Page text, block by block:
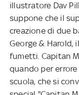
illustratore Dav
suppone che il
creazione di due
George & Harold,
fumetti. Capitan
quando per
scuola, che si